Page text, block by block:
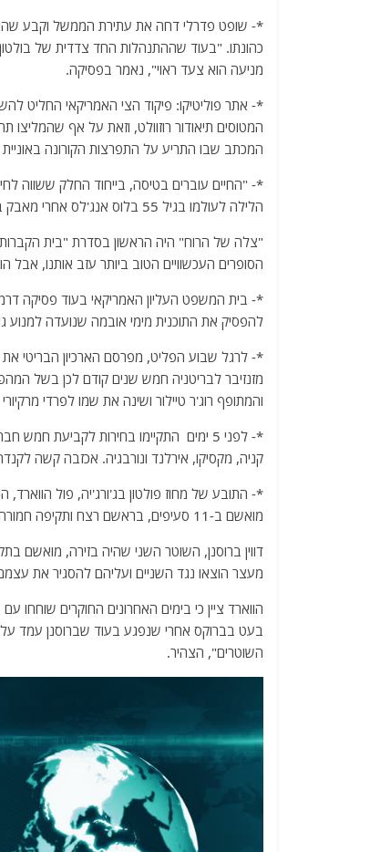
*- שופט פדרלי דחה את עתירת הממשל וקבע
כהונתו. "בעוד שההתנהלות החד צדדית של
מניעה הוא צעד ראוי", נאמר בפסיקה.
*- אתר פוליטיקו: פיקוד הצי האמריקאי החליט
המטוסים תיאודור רוזוולט, וזאת על אף
המכתב שבו התריע על התפרצות הקורונה
*- "החיים עוברים בטיסה, בייחוד החלק ששווה
הלילה לעולמו בגיל 55 בלוס אנג'לס אחרי מאבק במחלת הסרטן.
הסופרים העכשוויים הטוב ביותר עזב אותנו,
להפסיק את התוכנית מימי אובמה שנועדה למנוע גירוש של יותר מ-709 אלף מהגרים
והמתופף רוג'ר טיילור ושינה את שמו לפרדי
קניה, מקסיקו, אירלנד ונורבגיה. אכזבה קשה
*- התובע של מחוז פולטון בג'ורג'יה, פול הווארד,
מואשם ב-11 סעיפים, בראשם רצח ותקיפה חמורה. אם יורשע, הוא עלול לעמוד בפני עונש מוות.
דווין ברוסנן, השוטר השני שהיה בזירה, מואשם
מעצר הוצאו נגד השניים ועליהם להסגיר את
הווארד ציין כי בימים האחרונים החוקרים
בעט בברוקס אחרי שנפגע בעוד שברוסנן עמד על
השוטרים", הצהיר.